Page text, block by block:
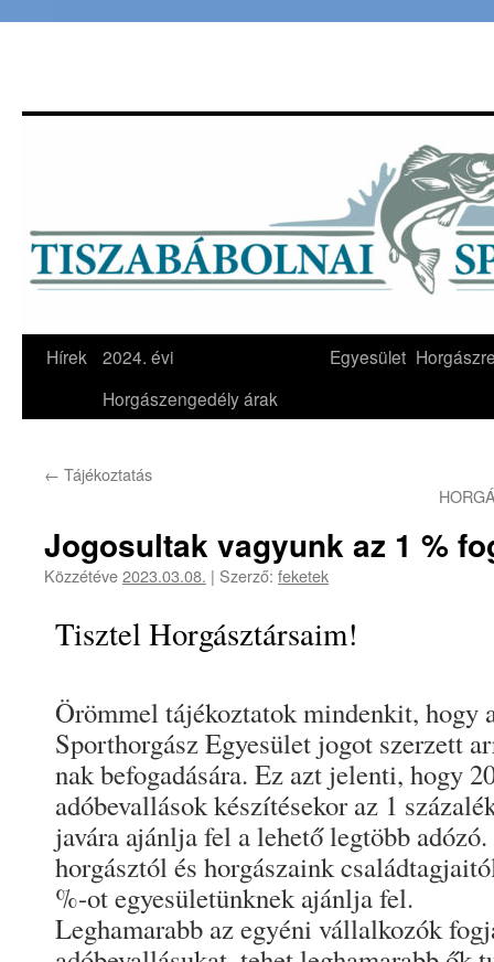
Hírek
2024. évi
Horgászengedély árak
Egyesület
← Tájékoztatás
Jogosultak vagyunk az 1 %
Közzétéve2023.03.08. | Szerző: feketek
Tisztel Horgásztársaim!
Örömmel tájékoztatok mindenkit, hogy
Sporthorgász Egyesület jogot szerzett
nak befogadására. Ez azt jelenti, hogy
adóbevallások készítésekor az 1
javára ajánlja fel a lehető legtöbb
horgásztól és horgászaink
%-ot egyesületünknek ajánlja fel.
Leghamarabb az egyéni vállalkozók